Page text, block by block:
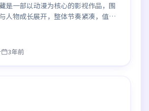
是一部以动漫为核心的影视作品，围
人物成长展开，整体节奏紧凑，值得
3年前